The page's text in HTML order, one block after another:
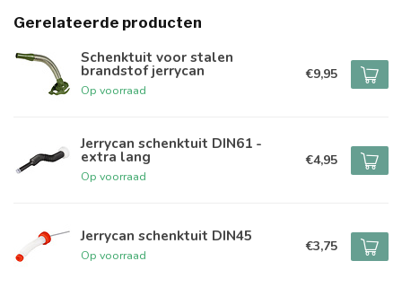
Gerelateerde producten
Schenktuit voor stalen
brandstof jerrycan
Op voorraad
€9,95
Jerrycan schenktuit DIN61 -
extra lang
Op voorraad
€4,95
Jerrycan schenktuit DIN45
Op voorraad
€3,75